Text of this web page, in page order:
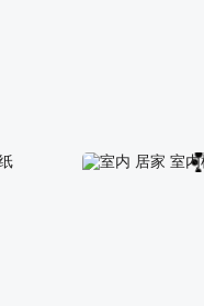
3D房间 阳光 楼